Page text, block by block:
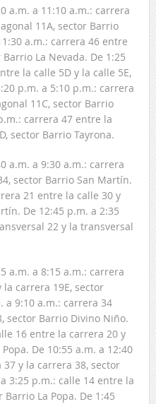
a.m. a 11:10 a.m.: carrera
11A, sector Barrio
a.m.: carrera 46 entre
La Nevada. De 1:25
la calle 5D y la calle 5E,
p.m. a 5:10 p.m.: carrera
11C, sector Barrio
carrera 47 entre la
sector Barrio Tayrona.
a.m. a 9:30 a.m.: carrera
sector Barrio San Martín.
21 entre la calle 30 y
De 12:45 p.m. a 2:35
22 y la transversal
a.m. a 8:15 a.m.: carrera
carrera 19E, sector
a 9:10 a.m.: carrera 34
sector Barrio Divino Niño.
16 entre la carrera 20 y
De 10:55 a.m. a 12:40
y la carrera 38, sector
3:25 p.m.: calle 14 entre la
La Popa. De 1:45